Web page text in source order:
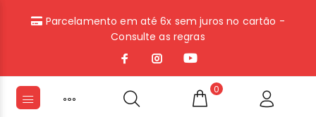
Parcelamento em até 6x sem juros no cartão -
Consulte as regras
0